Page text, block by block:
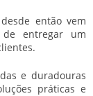
então vem
entregar um
e duradouras
práticas e